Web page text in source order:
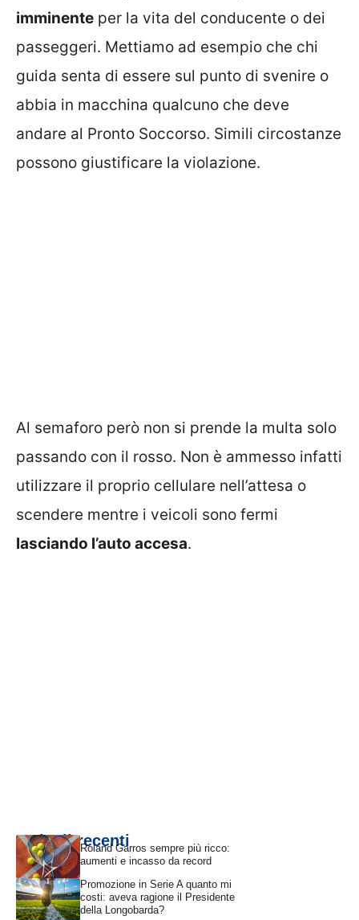
imminente per la vita del conducente o dei
passeggeri. Mettiamo ad esempio che chi
guida senta di essere sul punto di svenire o
abbia in macchina qualcuno che deve
andare al Pronto Soccorso. Simili circostanze
possono giustificare la violazione.
Al semaforo però non si prende la multa solo
passando con il rosso. Non è ammesso infatti
utilizzare il proprio cellulare nell’attesa o
scendere mentre i veicoli sono fermi
lasciando l’auto accesa.
Articoli recentiRoland Garros sempre più ricco:
aumenti e incasso da record
Promozione in Serie A quanto mi
costi: aveva ragione il Presidente
della Longobarda?